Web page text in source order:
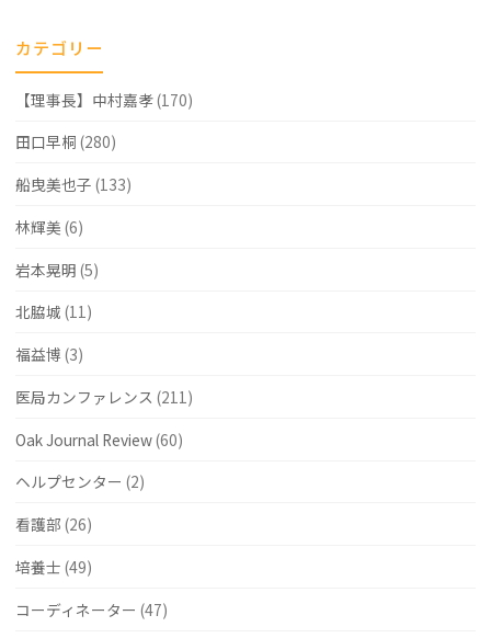
カテゴリー
【理事長】中村嘉孝(170)
田口早桐 (280)
船曳美也子 (133)
林輝美 (6)
岩本晃明 (5)
北脇城 (11)
福益博 (3)
医局カンファレンス (211)
Oak Journal Review(60)
ヘルプセンター (2)
看護部 (26)
培養士 (49)
コーディネーター (47)